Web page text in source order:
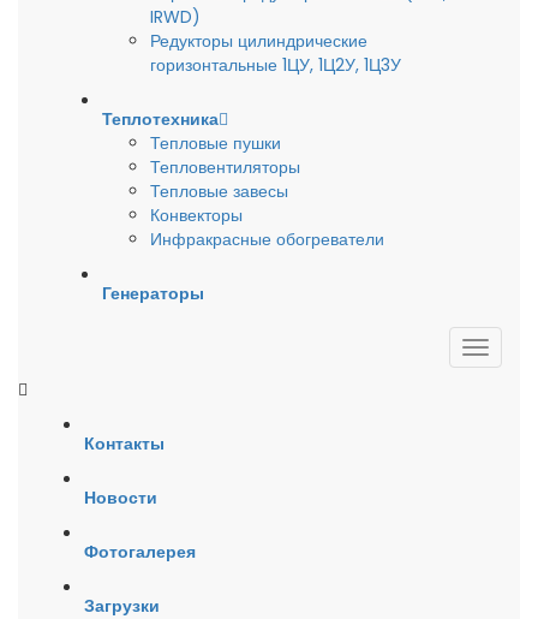
IRWD)
Редукторы цилиндрические
горизонтальные 1ЦУ, 1Ц2У, 1Ц3У
Теплотехника
Тепловые пушки
Тепловентиляторы
Тепловые завесы
Конвекторы
Инфракрасные обогреватели
Генераторы
Контакты
Новости
Фотогалерея
Загрузки